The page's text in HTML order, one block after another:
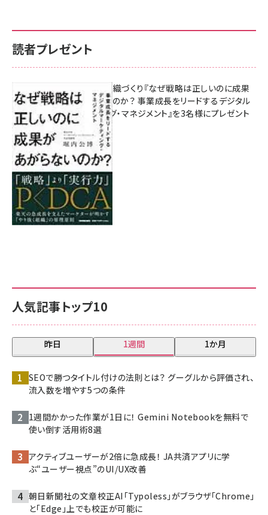
人気記事トップ10
昨日 1週間 1か月
SEOで勝つタイトル付けの法則とは？ グーグルから評価され、
流入数を増やす5つの条件
1週間かかった作業が1日に！ Gemini Notebookを無料で
使い倒す活用術8選
アクティブユーザーが2倍に急成長！ JA共済アプリに学
ぶ“ユーザー視点”のUI/UX改善
朝日新聞社の文章校正AI「Typoless」がブラウザ「Chrome」
と「Edge」上でも校正が可能に
読者プレゼント
成果を生む組織づくり『なぜ戦略は正しいのに成果
があがらないのか？ 事業成長をリードするデジタル
マーケティング・マネジメント』を3名様にプレゼント
8月7日 10:00